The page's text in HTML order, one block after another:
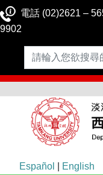
電話 (02)2621 –
9902
Español English